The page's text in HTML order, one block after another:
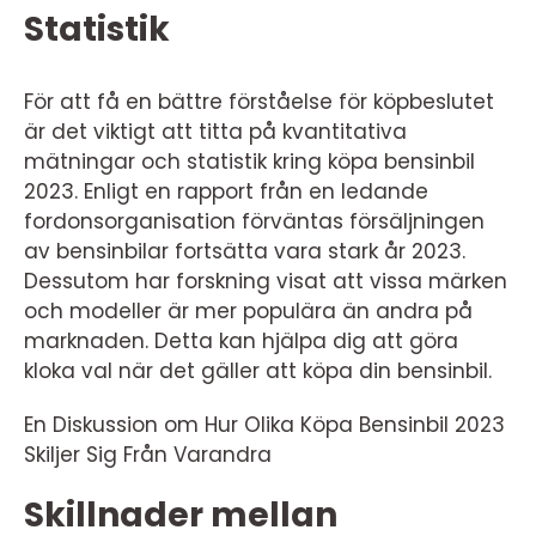
Statistik
För att få en bättre förståelse för köpbeslutet
är det viktigt att titta på kvantitativa
mätningar och statistik kring köpa bensinbil
2023. Enligt en rapport från en ledande
fordonsorganisation förväntas försäljningen
av bensinbilar fortsätta vara stark år 2023.
Dessutom har forskning visat att vissa märken
och modeller är mer populära än andra på
marknaden. Detta kan hjälpa dig att göra
kloka val när det gäller att köpa din bensinbil.
En Diskussion om Hur Olika Köpa Bensinbil 2023
Skiljer Sig Från Varandra
Skillnader mellan